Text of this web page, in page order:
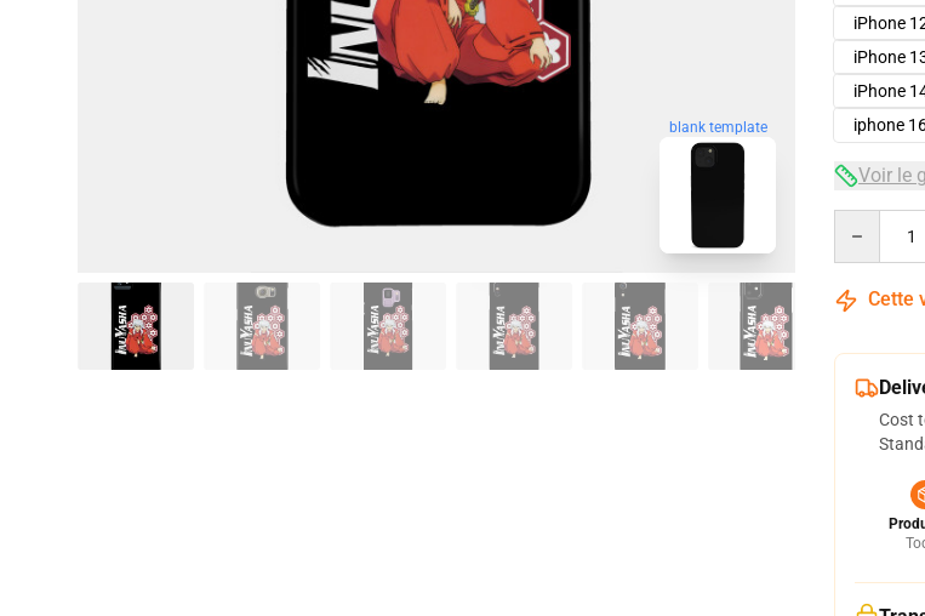
blank template
iPhone
iPhone
iPhone
iphone
Voir le
Cette
Cost